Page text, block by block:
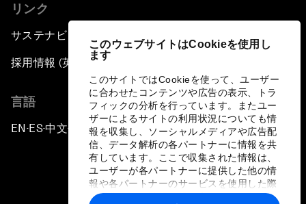
このウェブサイトはCookieを使用し
ます
このサイトではCookieを使って、ユーザー
に合わせたコンテンツや広告の表示、トラ
フィックの分析を行っています。またユー
ザーによるサイトの利用状況についても情
報を収集し、ソーシャルメディアや広告配
信、データ解析の各パートナーに情報を共
有しています。ここで収集された情報は、
ユーザーが各パートナーに提供した他の情
報や各パートナーのサービスを使用した際
に収集された情報と組み合わされ、各パー
リンク
サステナビリティへの取り組み
採用情報 (英語のみ)
言語
EN ▪ES▪中文▪ 日本語